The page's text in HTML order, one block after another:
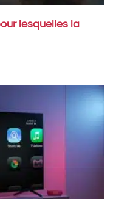
lesquelles la